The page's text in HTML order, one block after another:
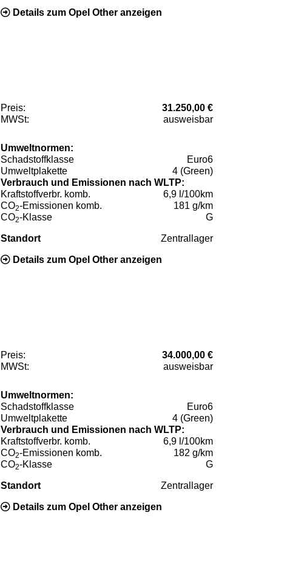
Details zum Opel Other anzeigen
Preis:
31.250,00 €
MWSt:
ausweisbar
Umweltnormen:
Schadstoffklasse
Euro6
Umweltplakette
4 (Green)
Verbrauch und Emissionen nach WLTP:
Kraftstoffverbr. komb.
6,9 l/100km
CO2-Emissionen komb.
181 g/km
CO2-Klasse G
Standort Zentrallager
Details zum Opel Other anzeigen
Preis:
34.000,00 €
MWSt:
ausweisbar
Umweltnormen:
Schadstoffklasse
Euro6
Umweltplakette
4 (Green)
Verbrauch und Emissionen nach WLTP:
Kraftstoffverbr. komb.
6,9 l/100km
CO2-Emissionen komb.
182 g/km
CO2-Klasse G
Standort Zentrallager
Details zum Opel Other anzeigen